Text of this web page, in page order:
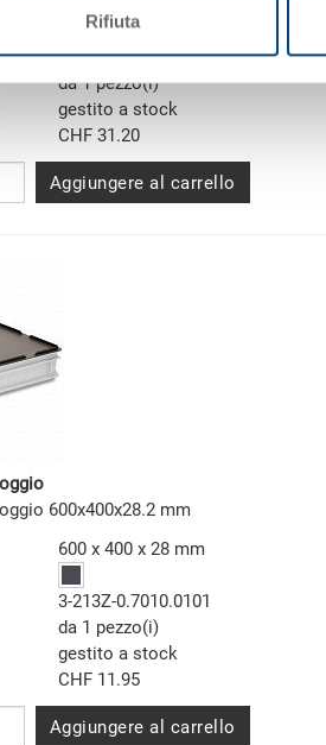
Rifiuta
3-208Z-0.5010.0101
da 1 pezzo(i)
gestito a stock
CHF 31.20
Aggiungere al carrello
600x400x28.2 mm
600 x 400 x 28 mm
3-213Z-0.7010.0101
da 1 pezzo(i)
gestito a stock
CHF 11.95
Aggiungere al carrello